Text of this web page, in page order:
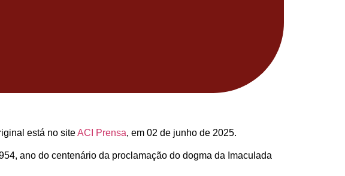
está no siteACI Prensa, em 02 de junho de 2025.
ano do centenário da proclamação do dogma da Imaculada